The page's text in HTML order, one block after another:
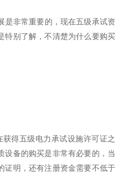
是非常重要的，现在五级承试资
特别了解，不清楚为什么要购买
得五级电力承试设施许可证之
设备的购买是非常有必要的，当
证明，还有注册资金需要不低于